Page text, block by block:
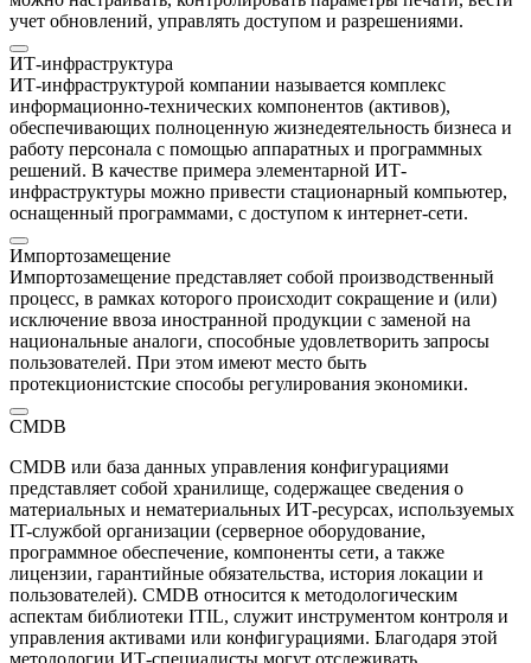
учет обновлений, управлять доступом и разрешениями.
ИТ-инфраструктура
ИТ-инфраструктурой компании называется комплекс
информационно-технических компонентов (активов),
обеспечивающих полноценную жизнедеятельность бизнеса и
работу персонала с помощью аппаратных и программных
решений. В качестве примера элементарной ИТ-
инфраструктуры можно привести стационарный компьютер,
оснащенный программами, с доступом к интернет-сети.
Импортозамещение
Импортозамещение представляет собой производственный
процесс, в рамках которого происходит сокращение и (или)
исключение ввоза иностранной продукции с заменой на
национальные аналоги, способные удовлетворить запросы
пользователей. При этом имеют место быть
протекционистские способы регулирования экономики.
CMDB
CMDB или база данных управления конфигурациями
представляет собой хранилище, содержащее сведения о
материальных и нематериальных ИТ-ресурсах, используемых
IT-службой организации (серверное оборудование,
программное обеспечение, компоненты сети, а также
лицензии, гарантийные обязательства, история локации и
пользователей). CMDB относится к методологическим
аспектам библиотеки ITIL, служит инструментом контроля и
управления активами или конфигурациями. Благодаря этой
методологии ИТ-специалисты могут отслеживать